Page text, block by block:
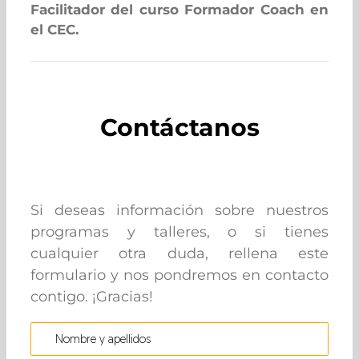
Facilitador del curso Formador Coach en
el CEC.
Contáctanos
Si deseas información sobre nuestros
programas y talleres, o si tienes
cualquier otra duda, rellena este
formulario y nos pondremos en contacto
contigo. ¡Gracias!